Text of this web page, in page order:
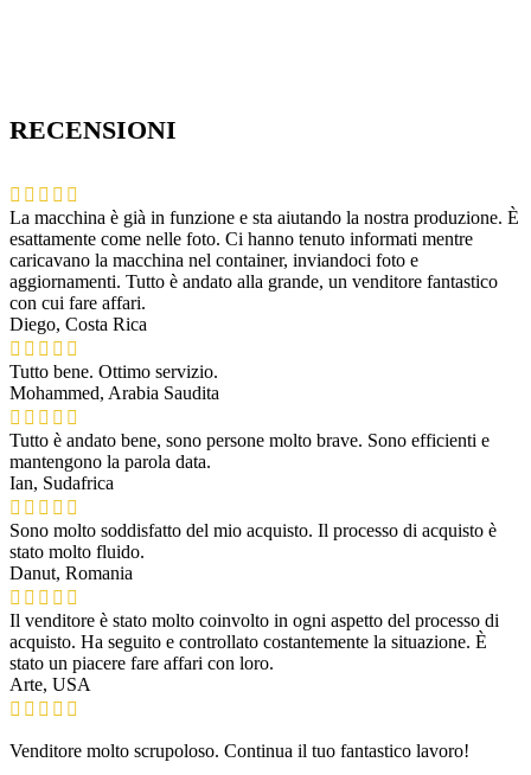
RECENSIONI
La macchina è già in funzione e sta aiutando la nostra produzione. È
esattamente come nelle foto. Ci hanno tenuto informati mentre
caricavano la macchina nel container, inviandoci foto e
aggiornamenti. Tutto è andato alla grande, un venditore fantastico
con cui fare affari.
Diego, Costa Rica
Tutto bene. Ottimo servizio.
Mohammed, Arabia Saudita
Tutto è andato bene, sono persone molto brave. Sono efficienti e
mantengono la parola data.
Ian, Sudafrica
Sono molto soddisfatto del mio acquisto. Il processo di acquisto è
stato molto fluido.
Danut, Romania
Il venditore è stato molto coinvolto in ogni aspetto del processo di
acquisto. Ha seguito e controllato costantemente la situazione. È
stato un piacere fare affari con loro.
Arte, USA
Venditore molto scrupoloso. Continua il tuo fantastico lavoro!